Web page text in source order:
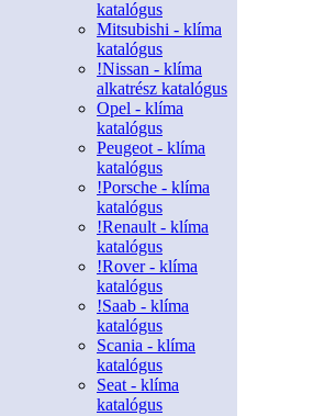
katalógus
Mitsubishi - klíma
katalógus
!Nissan - klíma
alkatrész katalógus
Opel - klíma
katalógus
Peugeot - klíma
katalógus
!Porsche - klíma
katalógus
!Renault - klíma
katalógus
!Rover - klíma
katalógus
!Saab - klíma
katalógus
Scania - klíma
katalógus
Seat - klíma
katalógus